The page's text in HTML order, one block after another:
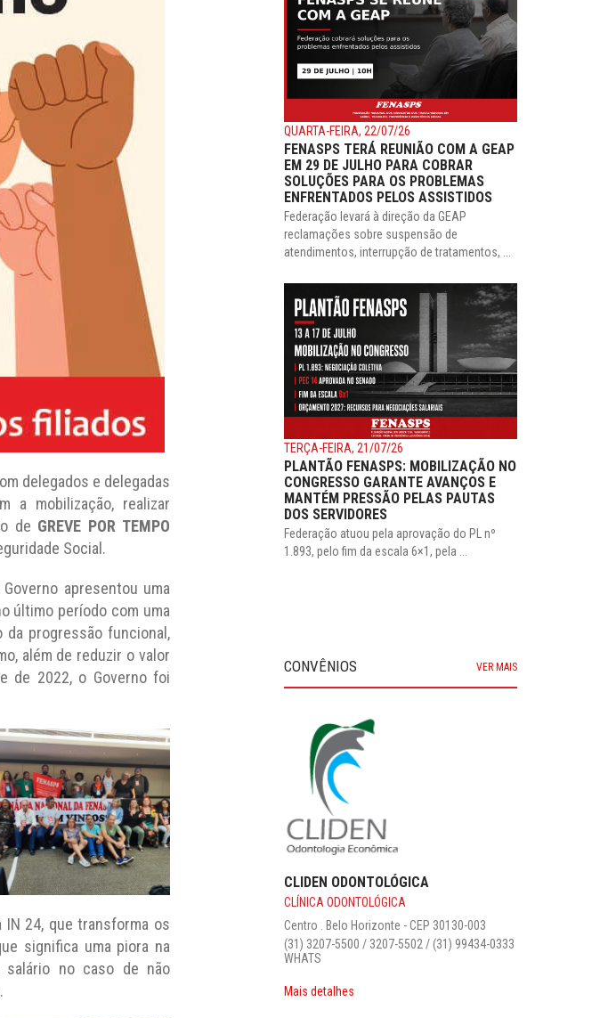
delegados e delegadas
a mobilização, realizar
de GREVE POR TEMPO
Social.
apresentou uma
último período com uma
progressão funcional,
além de reduzir o valor
de 2022, o Governo foi
IN 24, que transforma os
significa uma piora na
salário no caso de não
QUARTA-FEIRA, 22/07/26
FENASPS TERÁ REUNIÃO COM A GEAP
EM 29 DE JULHO PARA COBRAR
SOLUÇÕES PARA OS PROBLEMAS
ENFRENTADOS PELOS ASSISTIDOS
Federação levará à direção da GEAP
reclamações sobre suspensão de
atendimentos, interrupção de tratamentos, ...
TERÇA-FEIRA, 21/07/26
PLANTÃO FENASPS: MOBILIZAÇÃO NO
CONGRESSO GARANTE AVANÇOS E
MANTÉM PRESSÃO PELAS PAUTAS
DOS SERVIDORES
Federação atuou pela aprovação do PL nº
1.893, pelo fim da escala 6×1, pela ...
CONVÊNIOS VER MAIS
CLIDEN ODONTOLÓGICA
Centro . Belo Horizonte - CEP 30130-003‎
(31) 3207-5500 / 3207-5502 / (31) 99434-0333
GRUPO MOTOR HOME
AUTOMOTIVOS
Mangabeiras . Belo Horizonte - CEP 30315-382
Assistência 24h 0800 800 4600 / Matriz 31
2533 1700 / WhatsApp 31 3786 4600 / (31)
2515-4713
www.grupomotorhome.com.br
Mais detalhes